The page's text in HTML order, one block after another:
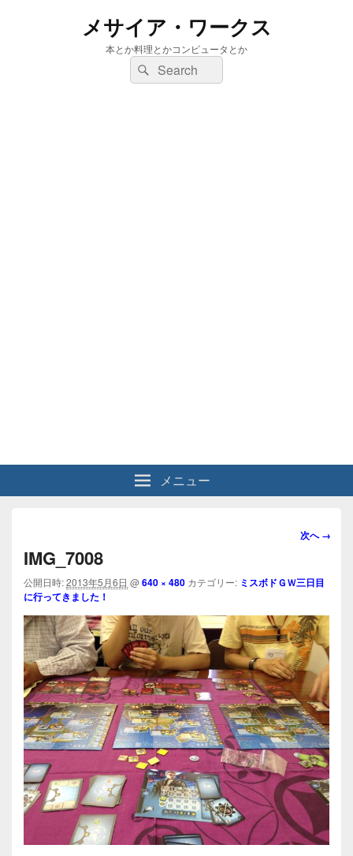
メサイア・ワークス
本とか料理とかコンピュータとか
検
索:
検
索
メニュー
画
ビ
ー
シ
ョ
ン
次へ →
IMG_7008
公開日時:2013年5月6日 @640 × 480 カテゴリー: ミスボドＧＷ三日目
に行ってきました！